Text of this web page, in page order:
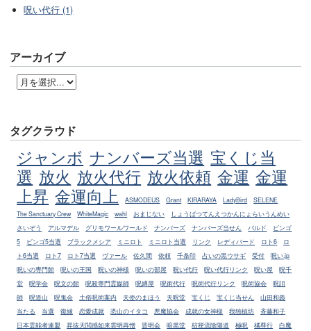
呪い代行 (1)
アーカイブ
タグクラウド
ジャンボ ナンバーズ当選 宝くじ当
選 放火 放火代行 放火依頼 金運 金運
上昇 金運向上 ASMODEUS Grant KIRARAYA LadyBird
SELENE
The Sanctuary Crew
WhiteMagic wahl おまじない
しょうばつてんえつかんにょらいうんめい
さいぞう
アルマデル グリモワールワールド ナンバーズ ナンバーズ当せん バルド
ビンゴ
5
ビンゴ5当選 ブラックメシア ミニロト ミニロト当選 リンク レディバード ロト6
ロ
ト6当選
ロト7 ロト7当選 ヴァール 佐久間 依頼 千条印 占いの黒ウサギ 受付
呪い.jp
呪いの専門館
呪いの王国 呪いの神様 呪いの部屋 呪い代行 呪い代行リンク 呪い屋
呪千
堂
呪学会 呪文の館 呪殺専門霊媒師 呪縛屋 呪術代行 呪術代行リンク 呪術協会
呪詛
師
呪道山 呪鬼会 土俗呪術案内 天使のまほう 天呪堂 宝くじ 宝くじ当せん
山田和義
当たる
当選 復縁 恋愛成就 恐山のイタコ 悪魔協会 成就の女神様 我独槙坊
斉藤和子
日本霊能者連盟
昇抜天閲感如来雲明再憎 晋明会 暗黒堂 桔梗流陰陽道 極呪 橘尊行
白魔